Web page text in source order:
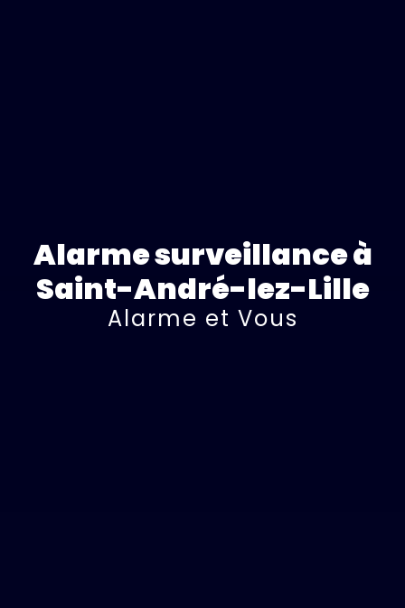
Alarme surveillance à
Saint-André-lez-Lille
Alarme et Vous